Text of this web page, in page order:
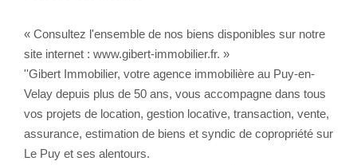
« Consultez l'ensemble de nos biens disponibles sur notre
site internet : www.gibert-immobilier.fr. »
''Gibert Immobilier, votre agence immobilière au Puy-en-
Velay depuis plus de 50 ans, vous accompagne dans tous
vos projets de location, gestion locative, transaction, vente,
assurance, estimation de biens et syndic de copropriété sur
Le Puy et ses alentours.